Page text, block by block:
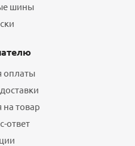
шины
оплаты
на товар
ответ